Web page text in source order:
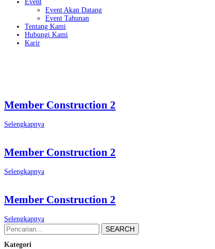
Event
Event Akan Datang
Event Tahunan
Tentang Kami
Hubungi Kami
Karir
Member Construction 2
Selengkapnya
Member Construction 2
Selengkapnya
Member Construction 2
Selengkapnya
SEARCH
Kategori